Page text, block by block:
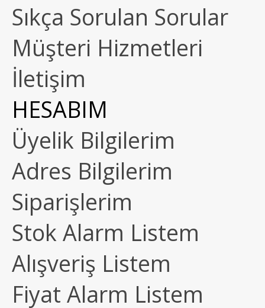
Sıkça Sorulan Sorular
Müşteri Hizmetleri
İletişim
HESABIM
Üyelik Bilgilerim
Adres Bilgilerim
Siparişlerim
Stok Alarm Listem
Alışveriş Listem
Fiyat Alarm Listem